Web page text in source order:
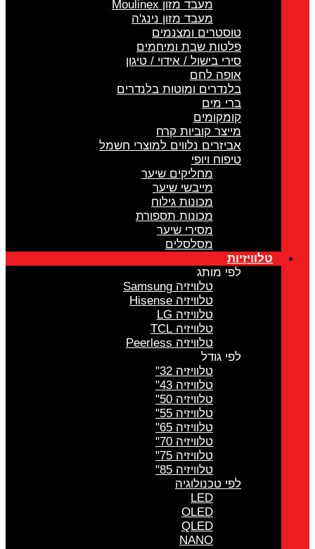
מעבד מזון Moulinex
מעבד מזון נינג'ה
טוסטרים ומצנמים
פלטות שבת ומיחמים
סירי בישול / אידוי / טיגון
אופה לחם
בלנדרים ומוטות בלנדרים
ברי מים
קומקומים
מייצר קוביות קרח
אביזרים נלווים למוצרי חשמל
טיפוח ויופי
מחליקים שיער
מייבשי שיער
מכונות גילוח
מכונות תספורת
מסירי שיער
מסלסלים
טלוויזיות
לפי מותג
טלוויזיה Samsung
טלוויזיה Hisense
טלוויזיה LG
טלוויזיה TCL
טלוויזיה Peerless
לפי גודל
טלוויזיה 32"
טלוויזיה 43"
טלוויזיה 50"
טלוויזיה 55"
טלוויזיה 65"
טלוויזיה 70"
טלוויזיה 75"
טלוויזיה 85"
לפי טכנולוגיה
LED
OLED
QLED
NANO